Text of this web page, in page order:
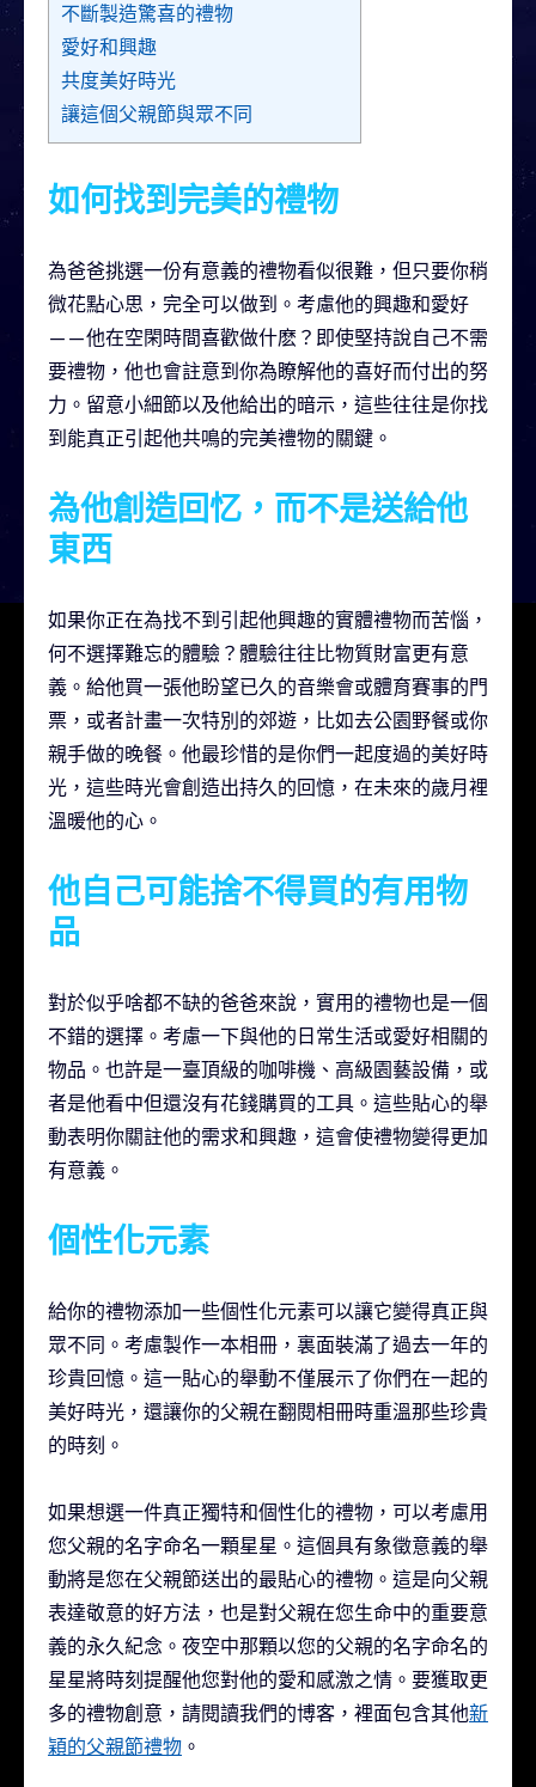
不斷製造驚喜的禮物
愛好和興趣
共度美好時光
讓這個父親節與眾不同
如何找到完美的禮物
為爸爸挑選一份有意義的禮物看似很難，但只要你稍
微花點心思，完全可以做到。考慮他的興趣和愛好
——他在空閑時間喜歡做什麽？即使堅持說自己不需
要禮物，他也會註意到你為瞭解他的喜好而付出的努
力。留意小細節以及他給出的暗示，這些往往是你找
到能真正引起他共鳴的完美禮物的關鍵。
為他創造回忆，而不是送給他
東西
如果你正在為找不到引起他興趣的實體禮物而苦惱，
何不選擇難忘的體驗？體驗往往比物質財富更有意
義。給他買一張他盼望已久的音樂會或體育賽事的門
票，或者計畫一次特別的郊遊，比如去公園野餐或你
親手做的晚餐。他最珍惜的是你們一起度過的美好時
光，這些時光會創造出持久的回憶，在未來的歲月裡
溫暖他的心。
他自己可能捨不得買的有用物
品
對於似乎啥都不缺的爸爸來說，實用的禮物也是一個
不錯的選擇。考慮一下與他的日常生活或愛好相關的
物品。也許是一臺頂級的咖啡機、高級園藝設備，或
者是他看中但還沒有花錢購買的工具。這些貼心的舉
動表明你關註他的需求和興趣，這會使禮物變得更加
有意義。
個性化元素
給你的禮物添加一些個性化元素可以讓它變得真正與
眾不同。考慮製作一本相冊，裏面裝滿了過去一年的
珍貴回憶。這一貼心的舉動不僅展示了你們在一起的
美好時光，還讓你的父親在翻閱相冊時重溫那些珍貴
的時刻。
如果想選一件真正獨特和個性化的禮物，可以考慮用
您父親的名字命名一顆星星。這個具有象徵意義的舉
動將是您在父親節送出的最貼心的禮物。這是向父親
表達敬意的好方法，也是對父親在您生命中的重要意
義的永久紀念。夜空中那顆以您的父親的名字命名的
星星將時刻提醒他您對他的愛和感激之情。要獲取更
多的禮物創意，請閱讀我們的博客，裡面包含其他新
穎的父親節禮物 。